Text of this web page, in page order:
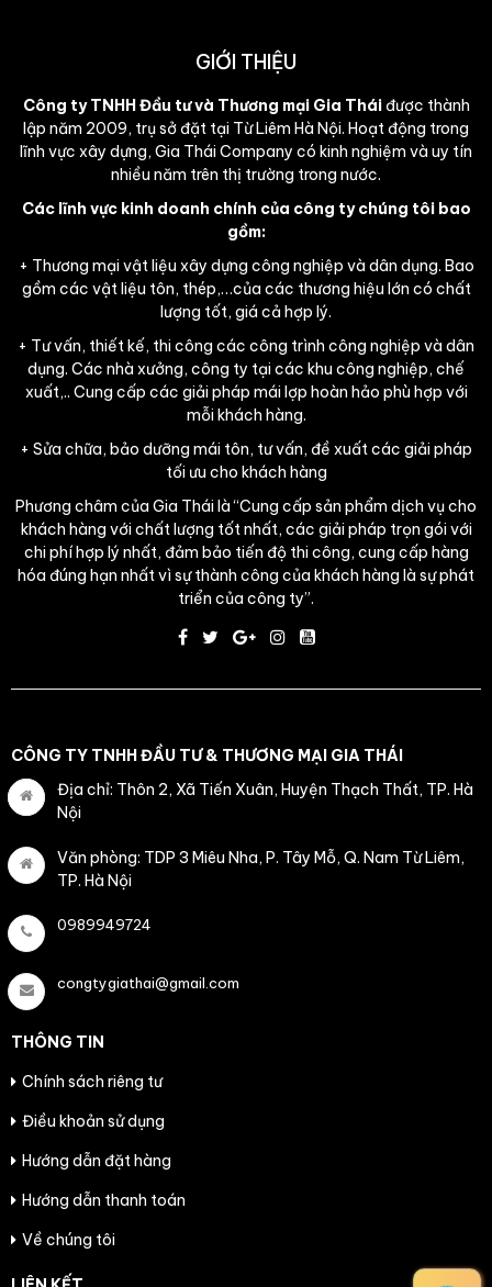
GIỚI THIỆU
Công ty TNHH Đầu tư và Thương mại Gia Tháiđược thành
lập năm 2009, trụ sở đặt tại Từ Liêm Hà Nội. Hoạt động trong
lĩnh vực xây dựng, Gia Thái Company có kinh nghiệm và uy tín
nhiều năm trên thị trường trong nước.
Các lĩnh vực kinh doanh chính của công ty chúng tôi bao
gồm:
+ Thương mại vật liệu xây dựng công nghiệp và dân dụng. Bao
gồm các vật liệu tôn, thép,…của các thương hiệu lớn có chất
lượng tốt, giá cả hợp lý.
+ Tư vấn, thiết kế, thi công các công trình công nghiệp và dân
dụng. Các nhà xưởng, công ty tại các khu công nghiệp, chế
xuất,.. Cung cấp các giải pháp mái lợp hoàn hảo phù hợp với
mỗi khách hàng.
+ Sửa chữa, bảo dưỡng mái tôn, tư vấn, đề xuất các giải pháp
tối ưu cho khách hàng
Phương châm của Gia Thái là “Cung cấp sản phẩm dịch vụ cho
khách hàng với chất lượng tốt nhất, các giải pháp trọn gói với
chi phí hợp lý nhất, đảm bảo tiến độ thi công, cung cấp hàng
hóa đúng hạn nhất vì sự thành công của khách hàng là sự phát
triển của công ty”.
CÔNG TY TNHH ĐẦU TƯ & THƯƠNG MẠI GIA THÁI
Địa chỉ: Thôn 2, Xã Tiến Xuân, Huyện Thạch Thất, TP. Hà
Nội
Văn phòng: TDP 3 Miêu Nha, P. Tây Mỗ, Q. Nam Từ Liêm,
TP. Hà Nội
0989949724
congtygiathai@gmail.com
THÔNG TIN
Chính sách riêng tư
Điều khoản sử dụng
Hướng dẫn đặt hàng
Hướng dẫn thanh toán
Về chúng tôi